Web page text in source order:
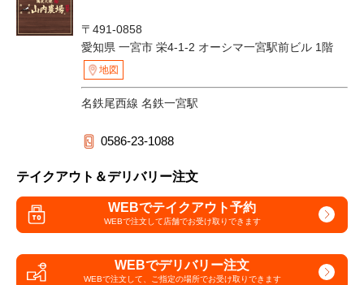
〒491-0858
愛知県 一宮市 栄4-1-2 オーシマ一宮駅前ビル 1階
地図
名鉄尾西線 名鉄一宮駅
0586-23-1088
テイクアウト＆デリバリー注文
WEBでテイクアウト予約
WEBで注文して店舗でお受け取りできます
WEBでデリバリー注文
WEBで注文して、 ご指定の場所でお受け取りできます